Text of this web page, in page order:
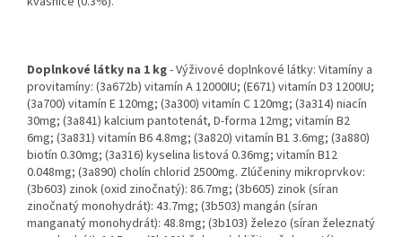
Doplnkové látky na 1 kg- Výživové doplnkové látky: Vitamíny a
provitamíny: (3a672b) vitamín A 12000IU; (E671) vitamín D3 1200IU;
(3a700) vitamín E 120mg; (3a300) vitamín C 120mg; (3a314) niacín
30mg; (3a841) kalcium pantotenát, D-forma 12mg; vitamín B2
6mg; (3a831) vitamín B6 4.8mg; (3a820) vitamín B1 3.6mg; (3a880)
biotín 0.30mg; (3a316) kyselina listová 0.36mg; vitamín B12
0.048mg; (3a890) cholín chlorid 2500mg. Zlúčeniny mikroprvkov:
(3b603) zinok (oxid zinočnatý): 86.7mg; (3b605) zinok (síran
zinočnatý monohydrát): 43.7mg; (3b503) mangán (síran
manganatý monohydrát): 48.8mg; (3b103) železo (síran železnatý